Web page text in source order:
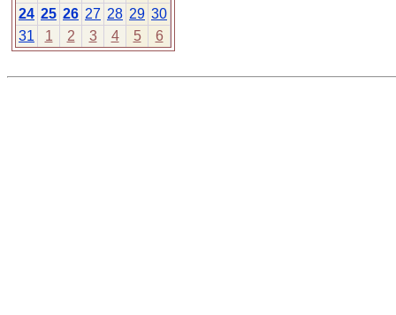
24 25 26 27 28 29 30
31
1 2 3 4 5 6